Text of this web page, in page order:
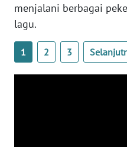
menjalani berbagai
lagu.
1 2 3
WN